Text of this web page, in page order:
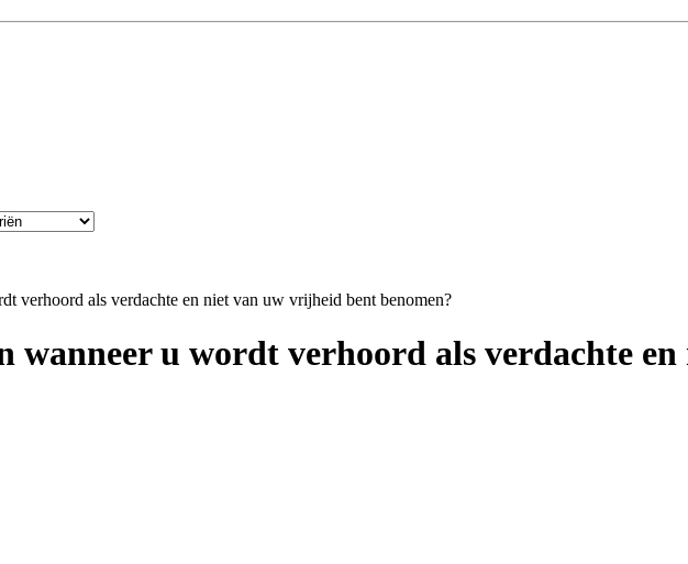
verhoord als verdachte en niet van uw vrijheid bent benomen?
wanneer u wordt verhoord als verdachte